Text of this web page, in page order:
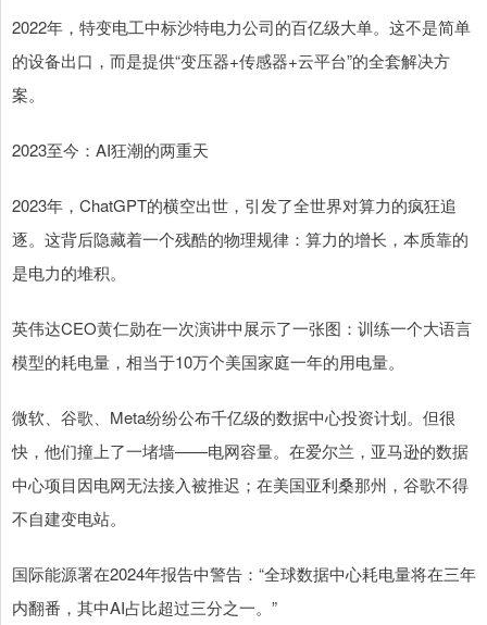
2022年，特变电工中标沙特电力公司的百亿级大单。这不是简单
的设备出口，而是提供“变压器+传感器+云平台”的全套解决方
案。
2023至今：AI狂潮的两重天
2023年，ChatGPT的横空出世，引发了全世界对算力的疯狂追
逐。这背后隐藏着一个残酷的物理规律：算力的增长，本质靠的
是电力的堆积。
英伟达CEO黄仁勋在一次演讲中展示了一张图：训练一个大语言
模型的耗电量，相当于10万个美国家庭一年的用电量。
微软、谷歌、Meta纷纷公布千亿级的数据中心投资计划。但很
快，他们撞上了一堵墙——电网容量。在爱尔兰，亚马逊的数据
中心项目因电网无法接入被推迟；在美国亚利桑那州，谷歌不得
不自建变电站。
国际能源署在2024年报告中警告：“全球数据中心耗电量将在三年
内翻番，其中AI占比超过三分之一。”